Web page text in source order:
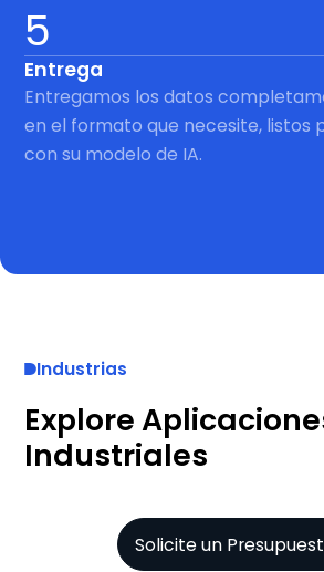
5
Entrega
Entregamos los datos
en el formato que necesite, listos
con su modelo de IA.
Industrias
Explore
Industriales
Solicite un